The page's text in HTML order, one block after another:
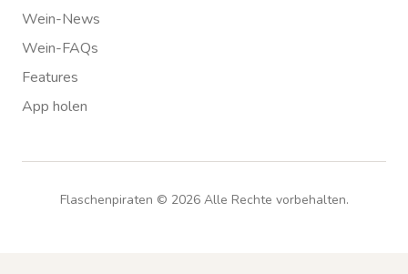
Wein-News
Wein-FAQs
Features
App holen
Flaschenpiraten © 2026Alle Rechte vorbehalten.